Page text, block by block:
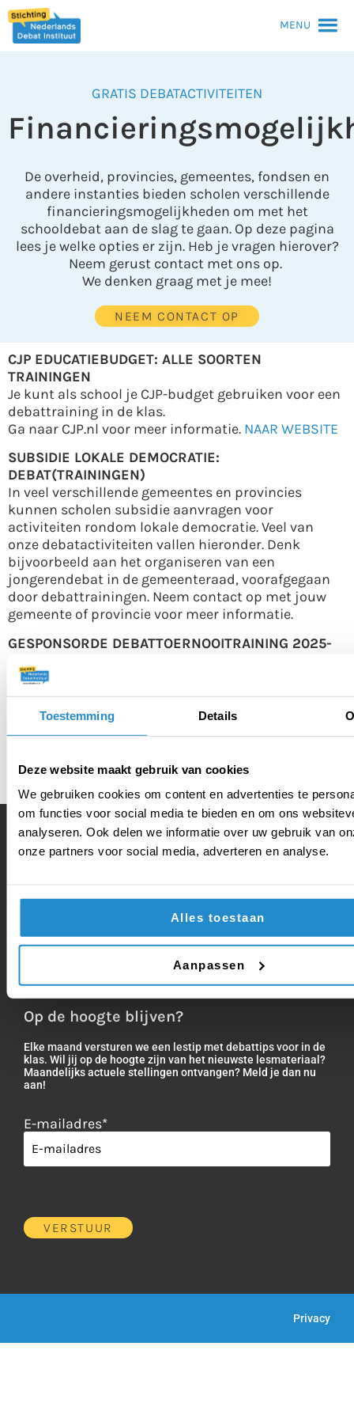
Toestemming Details
Deze website maakt gebruik van cookies
We gebruiken cookies om content en advertenties te
om functies voor social media te bieden en om ons
analyseren. Ook delen we informatie over uw gebruik van
onze partners voor social media, adverteren en analyse.
Alles toestaan
Aanpassen
MENU
GRATIS DEBATACTIVITEITEN
De overheid, provincies, gemeentes, fondsen en
andere instanties bieden scholen verschillende
financieringsmogelijkheden om met het
schooldebat aan de slag te gaan. Op deze pagina
lees je welke opties er zijn. Heb je vragen hierover?
Neem gerust contact met ons op.
We denken graag met je mee!
NEEM CONTACT OP
CJP EDUCATIEBUDGET: ALLE SOORTEN
TRAININGEN
Je kunt als school je CJP-budget gebruiken voor een
debattraining in de klas.
Ga naar CJP.nl voor meer informatie. NAAR WEBSITE
SUBSIDIE LOKALE DEMOCRATIE:
DEBAT(TRAININGEN)
In veel verschillende gemeentes en provincies
kunnen scholen subsidie aanvragen voor
activiteiten rondom lokale democratie. Veel van
onze debatactiviteiten vallen hieronder. Denk
bijvoorbeeld aan het organiseren van een
jongerendebat in de gemeenteraad, voorafgegaan
door debattrainingen. Neem contact op met jouw
gemeente of provincie voor meer informatie.
GESPONSORDE DEBATTOERNOOITRAINING 2025-
In schooljaar 2025-2026 kunnen we – dankzij onze
financiële partners – de voorbereidende
toernooitraining voor het NK Debatteren vmbo en
mbo gratis aanbieden. Ga voor meer informatie
Vragen of opmerkingen?
stichting@debatinstituut.nl
Op de hoogte blijven?
Elke maand versturen we een lestip met debattips voor in de
klas. Wil jij op de hoogte zijn van het nieuwste lesmateriaal?
Maandelijks actuele stellingen ontvangen? Meld je dan nu
aan!
E-mailadres*
Privacy